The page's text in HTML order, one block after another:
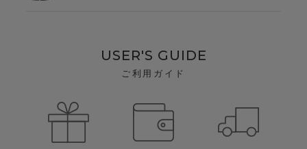
USER'S GUIDE
ご利用ガイド